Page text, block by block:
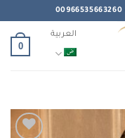
العربية
0